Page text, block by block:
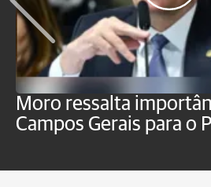
Moro ressalta
Campos Gerais para o